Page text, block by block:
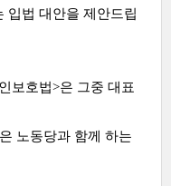
입법 대안을 제안드립
보호법>은 그중 대표
노동당과 함께 하는